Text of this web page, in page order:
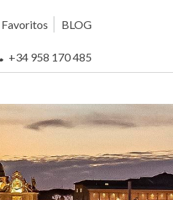
Favoritos BLOG
+34 958 170 485